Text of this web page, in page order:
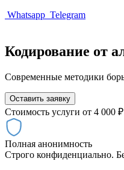
Whatsapp Telegram
Кодирование от
Современные методики
Оставить заявку
Стоимость услуги от 4 000 ₽
Полная анонимность
Строго конфиденциально.